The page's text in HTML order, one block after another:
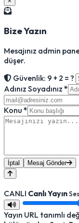
Bize Yazın
Mesajınız admin
düşer.
Güvenlik: 9 + 2 = ?
Adınız Soyadınız *
Konu *
İptal Mesaj Gönder
CANLI Canlı Yayın
Yayın URL tanımlı